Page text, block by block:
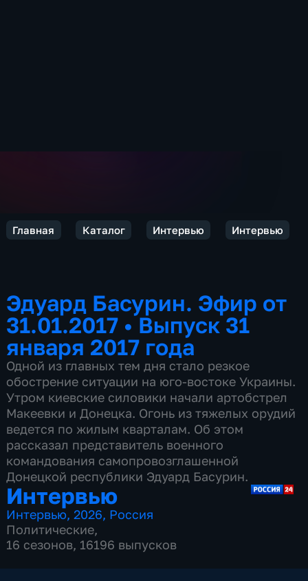
Главная Каталог Интервью Интервью
Эдуард Басурин. Эфир от
31.01.2017 •Выпуск 31
января 2017 года
Одной из главных тем дня стало резкое
обострение ситуации на юго-востоке Украины.
Утром киевские силовики начали артобстрел
Макеевки и Донецка. Огонь из тяжелых орудий
ведется по жилым кварталам. Об этом
рассказал представитель военного
командования самопровозглашенной
Донецкой республики Эдуард Басурин.
Интервью
Интервью,2026, Россия
Политические,
16 сезонов, 16196 выпусков